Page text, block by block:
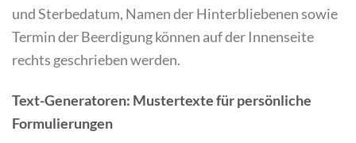
und Sterbedatum, Namen der Hinterbliebenen sowie
Termin der Beerdigung können auf der Innenseite
rechts geschrieben werden.
Text-Generatoren: Mustertexte für persönliche
Formulierungen